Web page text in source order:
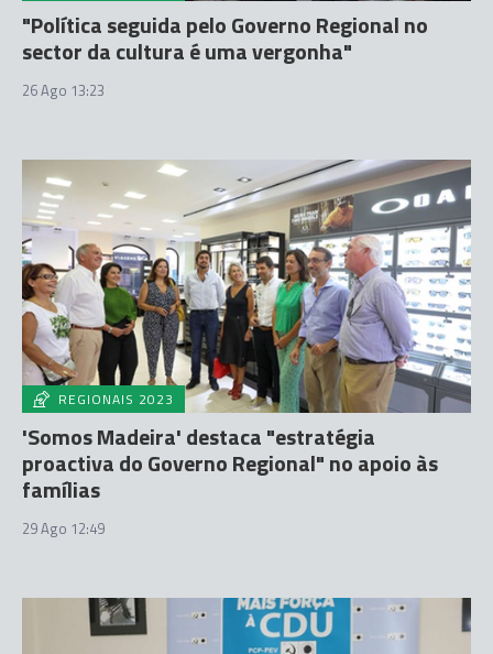
"Política seguida pelo Governo Regional no
sector da cultura é uma vergonha"
26 Ago 13:23
REGIONAIS 2023
'Somos Madeira' destaca "estratégia
proactiva do Governo Regional" no apoio às
famílias
29 Ago 12:49